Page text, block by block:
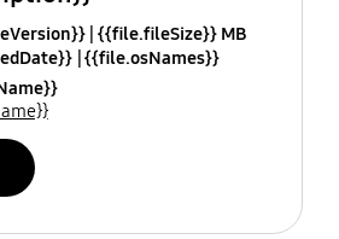
{{file.fileSize}} MB
{{file.osNames}}